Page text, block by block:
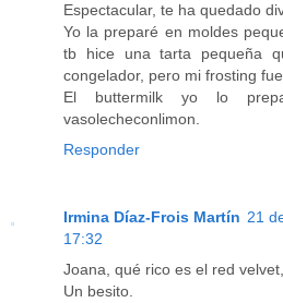
Espectacular, te ha quedado
Yo la preparé en moldes
tb hice una tarta pequeña
congelador, pero mi frosting
El buttermilk yo lo
vasolecheconlimon.
Responder
Irmina Díaz-Frois Martín 21
17:32
Joana, qué rico es el red
Un besito.